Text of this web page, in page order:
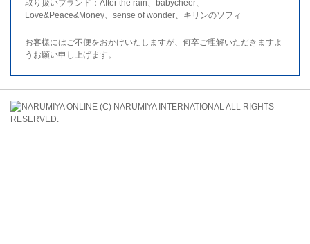
取り扱いブランド：After the rain、babycheer、
Love&Peace&Money、sense of wonder、キリンのソフィ
お客様にはご不便をおかけいたしますが、何卒ご理解いただきますよ
うお願い申し上げます。